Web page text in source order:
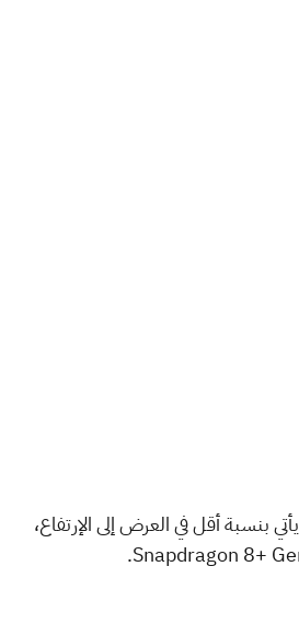
يذكر أن هاتف Z Fold4 يأتي بنسبة أقل في العرض إلى الإرتفاع،